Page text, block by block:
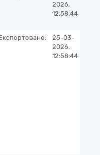
2026,
12:58:44
25-03-
2026,
12:58:44